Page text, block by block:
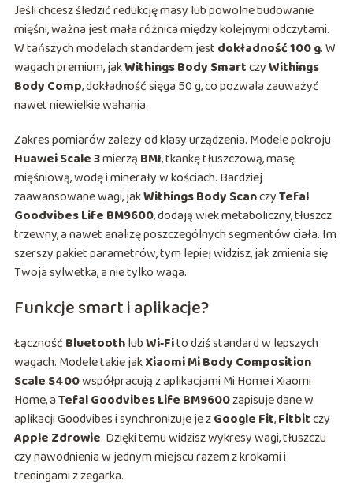
Jeśli chcesz śledzić redukcję masy lub powolne budowanie
mięśni, ważna jest mała różnica między kolejnymi odczytami.
W tańszych modelach standardem jest dokładność 100 g. W
wagach premium, jakWithings Body SmartczyWithings
Body Comp, dokładność sięga 50 g, co pozwala zauważyć
nawet niewielkie wahania.
Zakres pomiarów zależy od klasy urządzenia. Modele pokroju
Huawei Scale 3mierzą BMI, tkankę tłuszczową, masę
mięśniową, wodę i minerały w kościach. Bardziej
zaawansowane wagi, jakWithings Body ScanczyTefal
Goodvibes Life BM9600, dodają wiek metaboliczny, tłuszcz
trzewny, a nawet analizę poszczególnych segmentów ciała. Im
szerszy pakiet parametrów, tym lepiej widzisz, jak zmienia się
Twoja sylwetka, a nie tylko waga.
Funkcje smart i aplikacje?
Łączność BluetoothlubWi‑Fito dziś standard w lepszych
wagach. Modele takie jakXiaomi Mi Body Composition
Scale S400współpracują z aplikacjami Mi Home i Xiaomi
Home, aTefal Goodvibes Life BM9600zapisuje dane w
aplikacji Goodvibes i synchronizuje je zGoogle Fit,Fitbitczy
Apple Zdrowie. Dzięki temu widzisz wykresy wagi, tłuszczu
czy nawodnienia w jednym miejscu razem z krokami i
treningami z zegarka.